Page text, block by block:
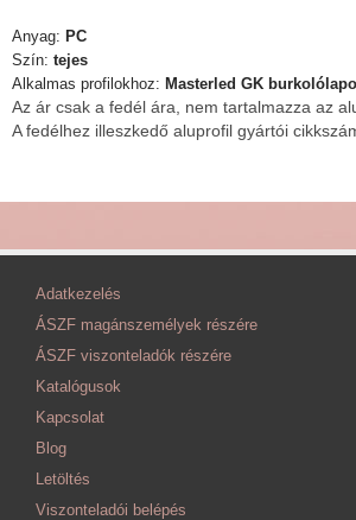
Anyag: PC
Szín: tejes
Alkalmas profilokhoz: Masterled GK
Az ár csak a fedél ára, nem tartalmazza az
A fedélhez illeszkedő aluprofil gyártói
Adatkezelés
ÁSZF magánszemélyek részére
ÁSZF viszonteladók részére
Katalógusok
Kapcsolat
Blog
Letöltés
Viszonteladói belépés